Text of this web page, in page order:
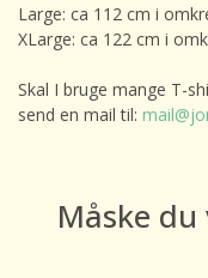
Large: ca 112 cm i
XLarge: ca 122 cm i
Skal I bruge mange T-
send en mail til:
Måske